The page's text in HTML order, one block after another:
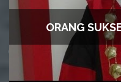
ORANG